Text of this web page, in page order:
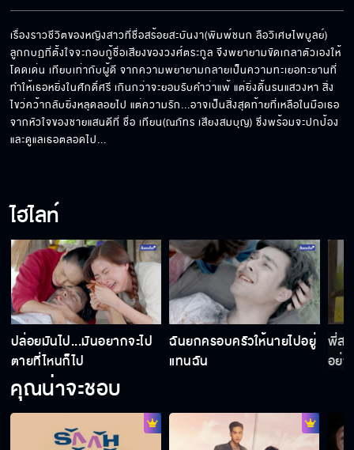
เรื่องราวชีวิตของหญิงสาวที่ชื่อสร้อยสะบันงา(พิมพ์ชนก ลือวิเศษไพบูลย์)
ลูกกบฏที่ตั้งใจจะกอบกู้ชื่อเสียงของวงศ์ตระกูล จึงพยายามขัดเกลาตัวเองให้
โดดเด่น เทียบเท่ากับผู้ดี จากความพยายามกลายเป็นความทะเยอทะยานที่
ทำให้เธอหยิ่งในศักดิ์ศรี เกินกว่าจะยอมรับคำว่าแพ้ แต่ยิ่งดิ้นรนแสวงหา สิ่ง
ไขว่คว้ากลับยิ่งหลุดลอยไป แต่ความรัก...อาจเป็นสิ่งสุดท้ายที่เหลือในมือเธอ
จากหัวใจของชายแสนดีที่ ชื่อ เทียน(ณภัทร เสียงสมบุญ) ซึ่งพร้อมจะปกป้อง
และดูแลเธอตลอดไป...
ไฮไลท์
ปล่อยมันไป...มันอยากจะไป
ตายที่ไหนก็ไป
ฉันยกครอบครัวให้นายไปอยู่
แทนฉัน
พี่สา
อย่า
คุณน่าจะชอบ